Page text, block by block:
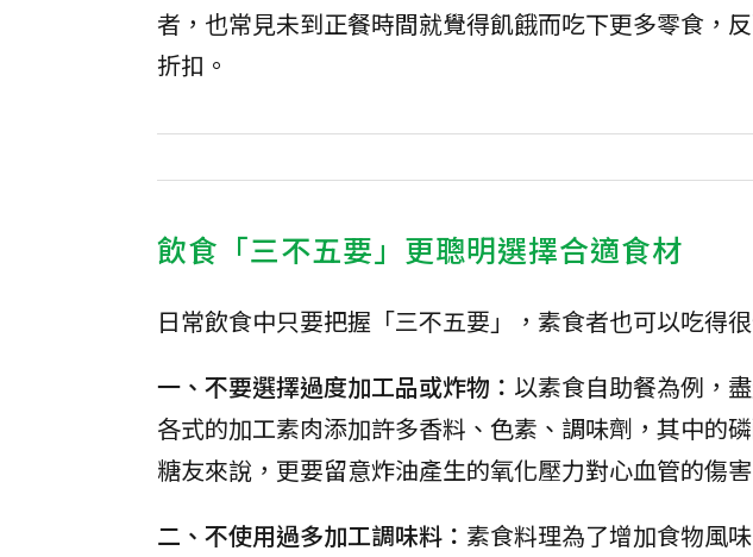
者，也常見未到正餐時間就覺得飢餓而吃下更多零食，
折扣。
飲食「三不五要」更聰明選擇合適食材
日常飲食中只要把握「三不五要」，素食者也可以吃得很
一、不要選擇過度加工品或炸物： 以素食自助餐為例，
各式的加工素肉添加許多香料、色素、調味劑，其中的
糖友來說，更要留意炸油產生的氧化壓力對心血管的傷害
二、不使用過多加工調味料： 素食料理為了增加食物風